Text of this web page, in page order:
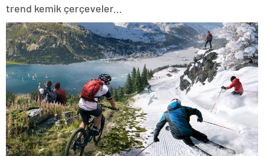
trend kemik çerçeveler...